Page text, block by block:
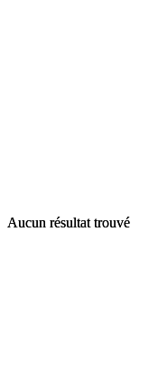
Aucun résultat trouvé
Aucun résultat trouvé